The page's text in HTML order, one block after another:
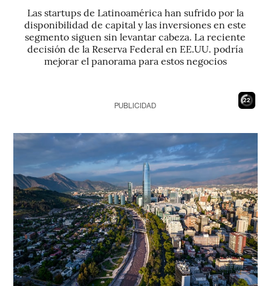
Las startups de Latinoamérica han sufrido por la
disponibilidad de capital y las inversiones en este
segmento siguen sin levantar cabeza. La reciente
decisión de la Reserva Federal en EE.UU. podría
mejorar el panorama para estos negocios
21
PUBLICIDAD